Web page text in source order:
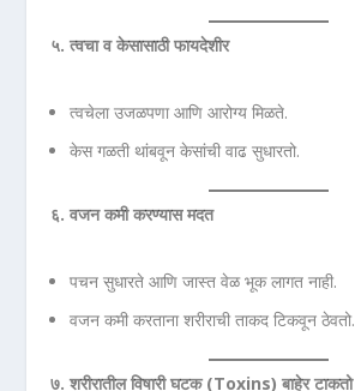
५. त्वचा व केसासाठी फायदेशीर
त्वचेला उजळपणा आणि आरोग्य मिळते.
केस गळती थांबवून केसांची वाढ सुधारतो.
६. वजन कमी करण्यास मदत
पचन सुधारते आणि जास्त वेळ भूक लागत नाही.
वजन कमी करताना शरीराची ताकद टिकवून ठेवतो.
७. शरीरातील विषारी घटक (Toxins)बाहेर टाकतो